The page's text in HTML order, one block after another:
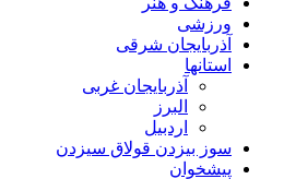
ورزشی
آذربایجان شرقی
استانها
آذربایجان غربی
البرز
اردبیل
سوز بیزدن قولاق سیزدن
پیشخوان